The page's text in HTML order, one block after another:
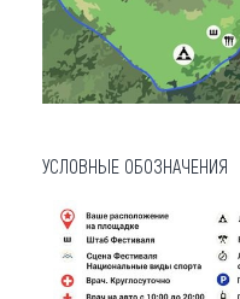
УСЛОВНЫЕ ОБОЗНАЧЕНИЯ